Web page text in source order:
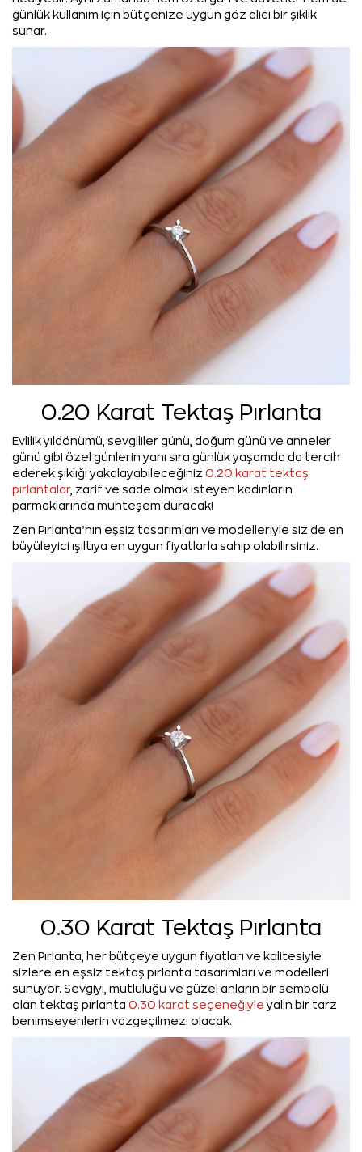
günlük kullanım için bütçenize uygun göz alıcı bir şıklık
sunar.
0.20 Karat Tektaş Pırlanta
Evlilik yıldönümü, sevgililer günü, doğum günü ve anneler
günü gibi özel günlerin yanı sıra günlük yaşamda da tercih
ederek şıklığı yakalayabileceğiniz 0.20 karat tektaş
pırlantalar, zarif ve sade olmak isteyen kadınların
parmaklarında muhteşem duracak!
Zen Pırlanta’nın eşsiz tasarımları ve modelleriyle siz de en
büyüleyici ışıltıya en uygun fiyatlarla sahip olabilirsiniz.
0.30 Karat Tektaş Pırlanta
Zen Pırlanta, her bütçeye uygun fiyatları ve kalitesiyle
sizlere en eşsiz tektaş pırlanta tasarımları ve modelleri
sunuyor. Sevgiyi, mutluluğu ve güzel anların bir sembolü
olan tektaş pırlanta 0.30 karat seçeneğiyle yalın bir tarz
benimseyenlerin vazgeçilmezi olacak.